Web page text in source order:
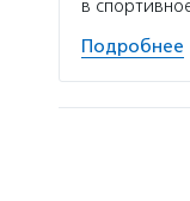
в
Подробнее